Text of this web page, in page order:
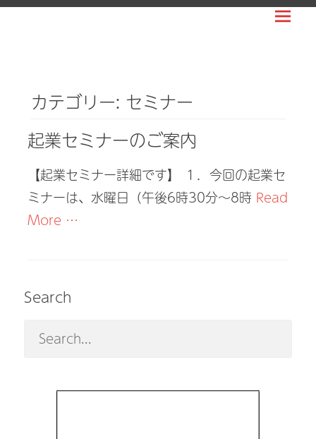
WORLDPEOPLE
人
ジ
ネ
カ
出
Menu
カテゴリー: セミナー
起業セミナーのご案内
【起業セミナー詳細です】 １．今回の起業セ
ミナーは、水曜日（午後6時30分～8時 Read
More …
Search